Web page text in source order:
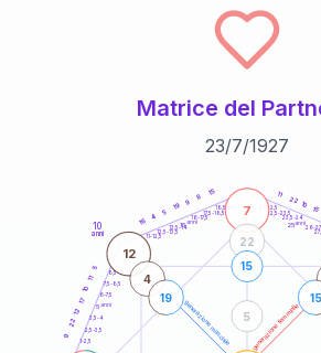
Matrice del
23/7/1927
generazione maschile generazione femminile
10
anni
1-2,5
2,5-3,5
3,5-4
6-7,5
7,5-8,5
8,5-9
11-12,5
12,5-13,5
13,5-14
16-17,5
17,5-18,5
18,5-19 21-22,5
22,5-23,5
23,5-24
26-
9
22
12
17
10
11
5
16 4
5
19
9
8
15 11
22 10
15
7
12
22
15
5
4
19 15
5anni
15 anni 25anni